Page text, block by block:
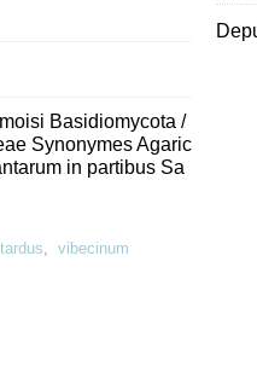
Basidiomycota /
Synonymes Agaric
in partibus Sa
tardus, vibecinum